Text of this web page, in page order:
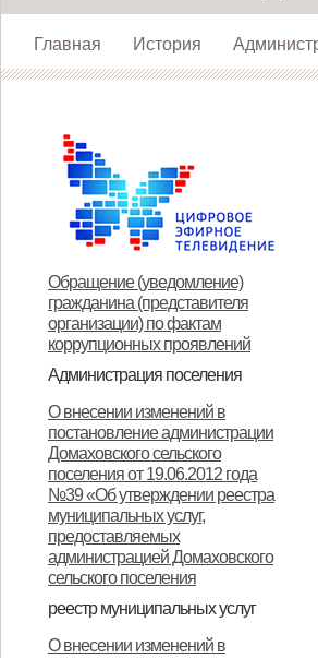
Главная История
Обращение (уведомление)
гражданина (представителя
организации) по фактам
коррупционных проявлений
Администрация поселения
Структура и прием граждан
О внесении изменений в
постановление администрации
Домаховского сельского
поселения от 19.06.2012 года
№39 «Об утверждении реестра
муниципальных услуг,
предоставляемых
администрацией Домаховского
сельского поселения
реестр муниципальных услуг
Реестр муниципальных услуг,
Об утверждении реестра
Об утверждении Положения о
О внесении изменений в